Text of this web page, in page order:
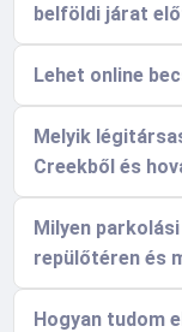
belföldi járat
Lehet online
Melyik
Creekből és
Milyen
repülőtéren és
Hogyan tudom